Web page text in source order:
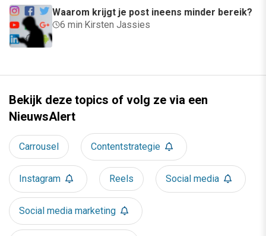
Waarom krijgt je post ineens minder bereik?
6 min·Kirsten Jassies
Bekijk deze topics of volg ze via een
NieuwsAlert
Carrousel Contentstrategie
Instagram Reels Social media
Social media marketing